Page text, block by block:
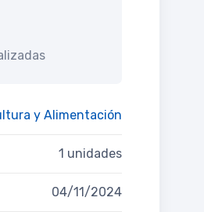
y Alimentación
1 unidades
04/11/2024